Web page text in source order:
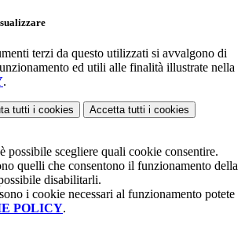
terzi da questo utilizzati si avvalgono di
ed utili alle finalità illustrate nella
.
tutti i cookies Accetta tutti i cookies
possibile scegliere quali cookie consentire.
quelli che consentono il funzionamento della
disabilitarli.
i cookie necessari al funzionamento potete
POLICY.